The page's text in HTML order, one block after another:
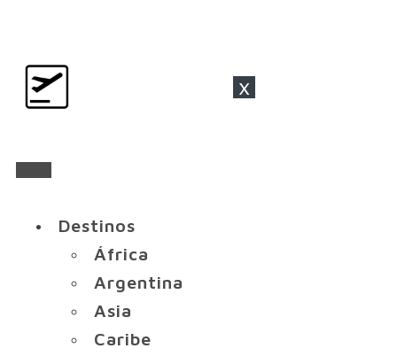
x
Destinos
África
Argentina
Asia
Caribe